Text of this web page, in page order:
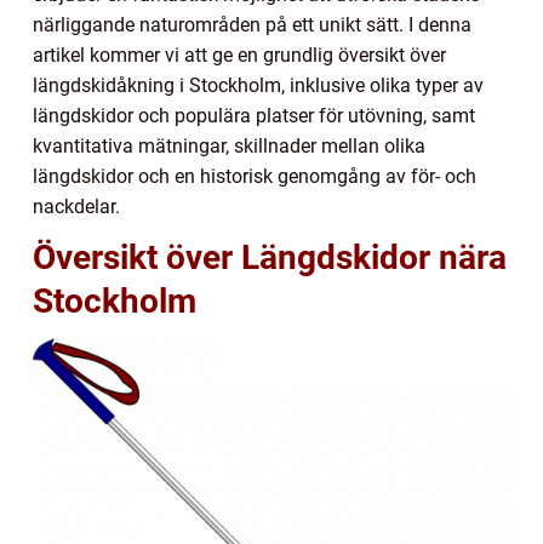
närliggande naturområden på ett unikt sätt. I denna
artikel kommer vi att ge en grundlig översikt över
längdskidåkning i Stockholm, inklusive olika typer av
längdskidor och populära platser för utövning, samt
kvantitativa mätningar, skillnader mellan olika
längdskidor och en historisk genomgång av för- och
nackdelar.
Översikt över Längdskidor nära
Stockholm